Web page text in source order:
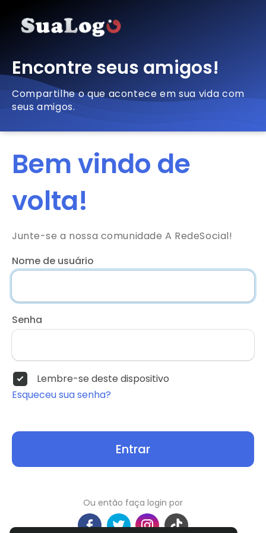
Encontre seus amigos!
Compartilhe o que acontece em sua vida com
seus amigos.
Bem vindo de
volta!
Junte-se a nossa comunidade A RedeSocial!
Nome de usuário
Senha
Lembre-se deste dispositivo
Esqueceu sua senha?
Entrar
Ou então faça login por